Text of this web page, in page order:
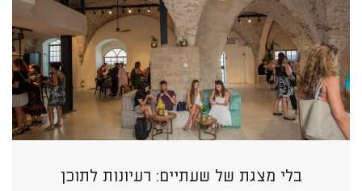
בלי מצגת של שעתיים: רעיונות לתוכן